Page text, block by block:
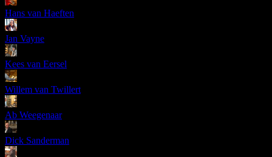
Hans van Haeften
Jan Vayne
Kees van Eersel
Willem van Twillert
Ab Weegenaar
Dick Sanderman